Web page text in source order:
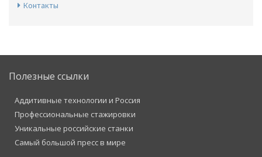
Контакты
Полезные ссылки
Аддитивные технологии и Россия
Профессиональные стажировки
Уникальные российские станки
Самый большой пресс в мире